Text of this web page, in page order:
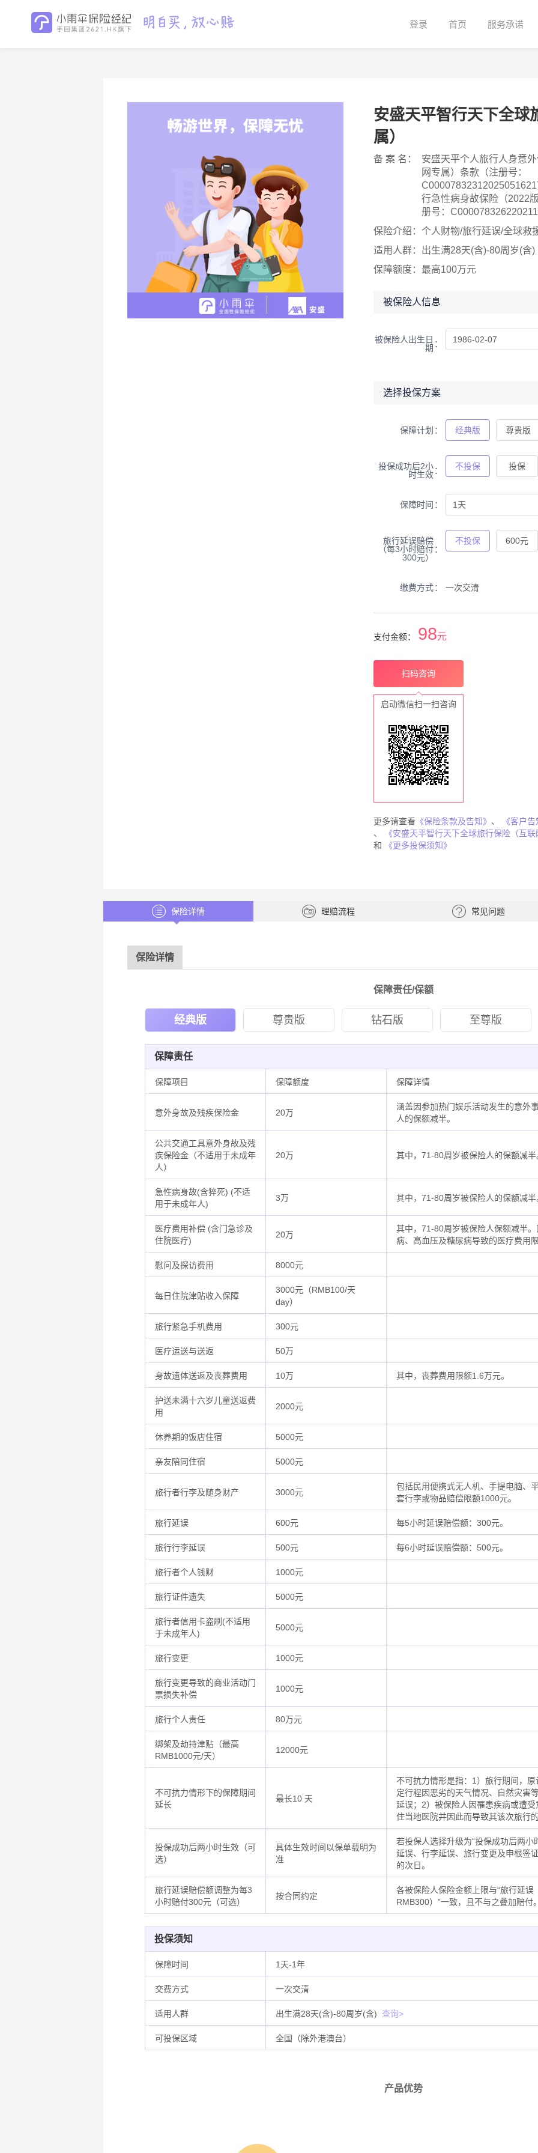
登录 首页 服务承诺
安盛天平智行天下全球
属）
备 案 名：
安盛天平个人旅行人身意
网专属）条款（注册号：
行急性病身故保险（2022
册号：
个人旅行医疗费用保险（
款（注册号：
平附加个人旅行慰问及探
网专属）条款（注册号：
属）条款（注册号：
（互联网专属）条款（注
号：
属）条款（注册号：
安盛天平附加个人旅行延
行行李延误保险（2022版A
个人旅行者钱财及旅行证
网专属）条款（注册号：
行者信用卡盗刷保险（
（注册号：
款（注册号：
平附加个人旅行个人责任
（互联网专属）条款（注
保险介绍： 个人财物/旅行延误/全球救
适用人群： 出生满28天(含)-80周岁(含)
保障额度： 最高100万元
被保险人信息
被保险人出生日
期
选择投保方案
保障计划 经典版 尊贵版
投保成功后2小
时生效
不投保 投保
保障时间 1天
旅行延误赔偿
（每3小时赔付
300元）
不投保 600元
缴费方式 一次交清
支付金额： 98元
扫码咨询
启动微信扫一扫咨询
更多请查看 《保险条款及告知》 、
《客户告
、
《安盛天平智行天下全球旅行保险（互
和
《更多投保须知》
保险详情 理赔流程 常见问题
保险详情
保障责任/保额
经典版 尊贵版 钻石版 至尊版
保障责任
保障项目 保障额度 保障详情
意外身故及残疾保险金 20万
涵盖因参加热门娱乐活动发生的意外
人的保额减半。
公共交通工具意外身故及残
疾保险金（不适用于未成年
人）
20万 其中，71-80周岁被保险人的保额减半
急性病身故(含猝死) (不适
用于未成年人)
3万 其中，71-80周岁被保险人的保额减半
医疗费用补偿 (含门急诊及
住院医疗)
20万
其中，71-80周岁被保险人保额减半
病、高血压及糖尿病导致的医疗费用限
慰问及探访费用 8000元
每日住院津贴收入保障
3000元（RMB100/天
day）
旅行紧急手机费用 300元
医疗运送与送返 50万
身故遗体送返及丧葬费用 10万 其中，丧葬费用限额1.6万元。
护送未满十六岁儿童送返费
用
2000元
休养期的饭店住宿 5000元
亲友陪同住宿 5000元
旅行者行李及随身财产 3000元
包括民用便携式无人机、手提电脑、
套行李或物品赔偿限额1000元。
旅行延误 600元 每5小时延误赔偿额：300元。
旅行行李延误 500元 每6小时延误赔偿额：500元。
旅行者个人钱财 1000元
旅行证件遗失 5000元
旅行者信用卡盗刷(不适用
于未成年人)
5000元
旅行变更 1000元
旅行变更导致的商业活动门
票损失补偿
1000元
旅行个人责任 80万元
绑架及劫持津贴（最高
RMB1000元/天）
12000元
不可抗力情形下的保障期间
延长
最长10 天
不可抗力情形是指：1）旅行期间，
定行程因恶劣的天气情况、自然灾害
延误；2）被保险人因罹患疾病或遭
住当地医院并因此而导致其该次旅行的
投保成功后两小时生效（可
选）
具体生效时间以保单载明为
准
若投保人选择升级为“投保成功后两小
延误、行李延误、旅行变更及申根签
的次日。
旅行延误赔偿额调整为每3
小时赔付300元（可选）
按合同约定
各被保险人保险金额上限与“旅行延误
RMB300）”一致，且不与之叠加赔付。
投保须知
保障时间 1天-1年
交费方式 一次交清
适用人群 出生满28天(含)-80周岁(含) 查询>
可投保区域 全国（除外港澳台）
产品优势